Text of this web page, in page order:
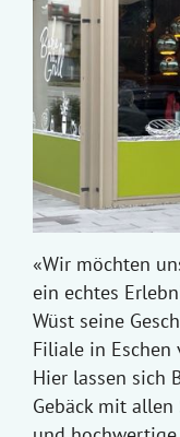
«Wir möchten
ein echtes
Wüst seine
Filiale in
Hier lassen sich
Gebäck mit